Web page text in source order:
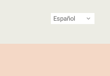
Español